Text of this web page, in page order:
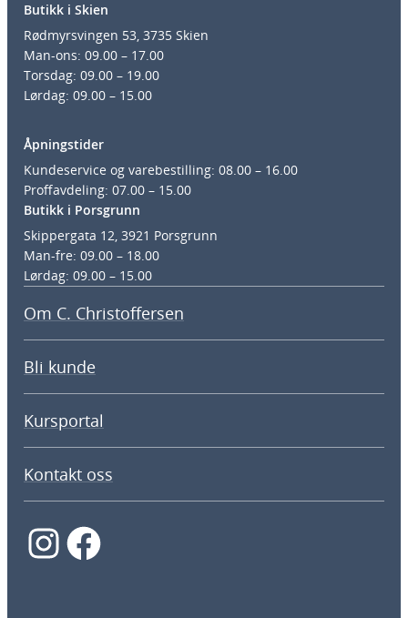
Butikk i Skien
Rødmyrsvingen 53, 3735 Skien
Man-ons: 09.00 – 17.00
Torsdag: 09.00 – 19.00
Lørdag: 09.00 – 15.00
Åpningstider
Kundeservice og varebestilling: 08.00 – 16.00
Proffavdeling: 07.00 – 15.00
Butikk i Porsgrunn
Skippergata 12, 3921 Porsgrunn
Man-fre: 09.00 – 18.00
Lørdag: 09.00 – 15.00
Om C. Christoffersen
Bli kunde
Kursportal
Kontakt oss
InstagramFacebook